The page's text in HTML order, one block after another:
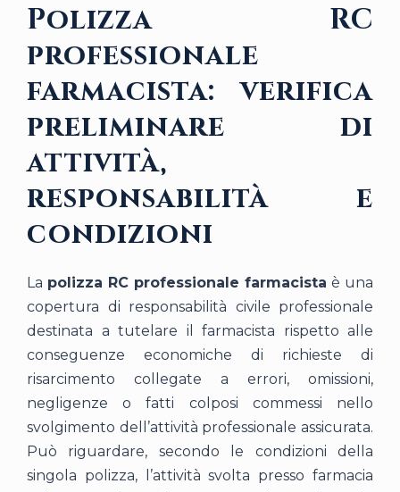
Polizza RC
professionale
farmacista: verifica
preliminare di
attività,
responsabilità e
condizioni
La polizza RC professionale farmacista è una
copertura di responsabilità civile professionale
destinata a tutelare il farmacista rispetto alle
conseguenze economiche di richieste di
risarcimento collegate a errori, omissioni,
negligenze o fatti colposi commessi nello
svolgimento dell’attività professionale assicurata.
Può riguardare, secondo le condizioni della
singola polizza, l’attività svolta presso farmacia